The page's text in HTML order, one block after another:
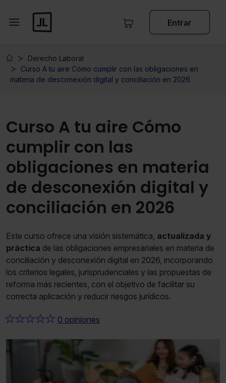
Entrar
Derecho Laboral
Curso A tu aire Cómo cumplir con las obligaciones en
materia de desconexión digital y conciliación en 2026
Curso A tu aire Cómo
cumplir con las
obligaciones en materia
de desconexión digital y
conciliación en 2026
Este curso ofrece una visión sistemática, actualizada y
práctica de las obligaciones empresariales en materia de
conciliación y desconexión digital en 2026, incorporando
los criterios legales, jurisprudenciales y las propuestas de
reforma más recientes, con el objetivo de facilitar su
correcta aplicación y reducir riesgos jurídicos.
★★★★★ 0 opiniones